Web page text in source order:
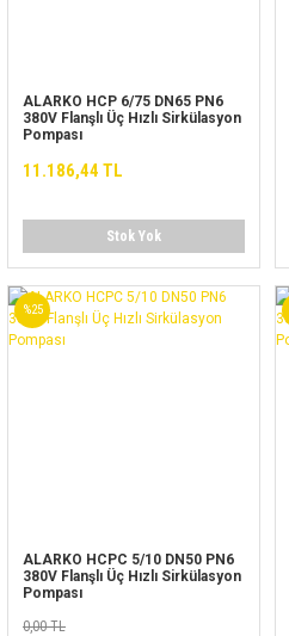
ALARKO HCP 6/75 DN65 PN6
380V Flanşlı Üç Hızlı Sirkülasyon
Pompası
11.186,44 TL
Stok Yok
%25
ALARKO HCPC 5/10 DN50 PN6
380V Flanşlı Üç Hızlı Sirkülasyon
Pompası
0,00 TL